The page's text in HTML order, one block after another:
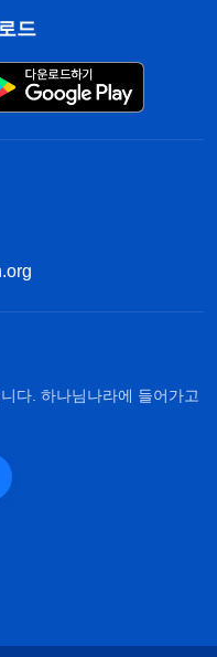
드
다. 하나님나라에 들어가고